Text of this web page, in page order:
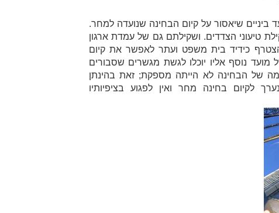
שיאסור על קיום הבחינה שנועדה למחר.
טיעוני הצדדים. ושקילתם גם של עמדת ארגון
כידיד בית משפט ועתר לאפשר את קיום
נוסף אליו יוכלו לגשת מגשרים שסבורים
של הבחינה לא הייתה מספקת; זאת בהינתן
לקיום בחינה מחר ואין לפגוע בציפיותיו